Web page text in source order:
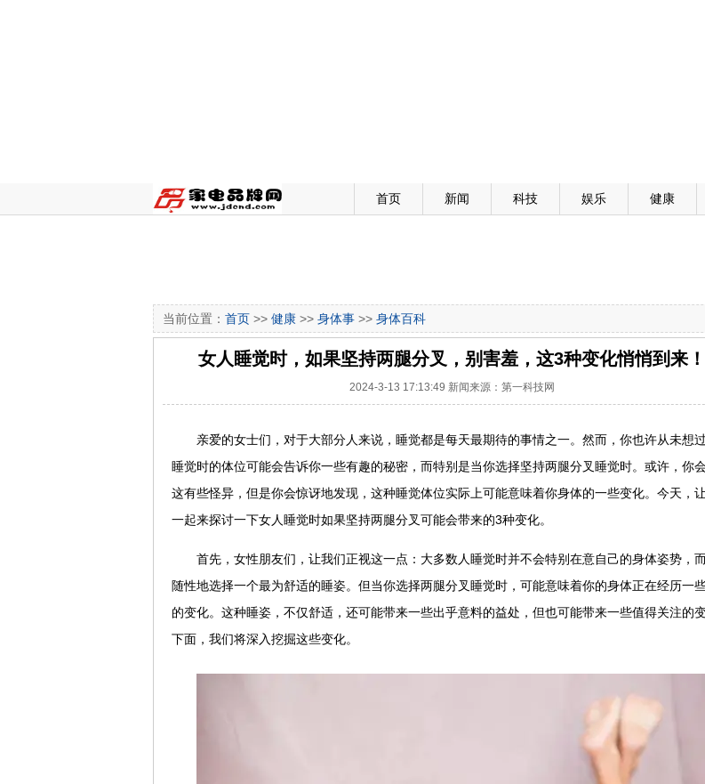
首页 新闻 科技 娱乐 健康
当前位置： 首页 >> 健康 >> 身体事 >> 身体百科
女人睡觉时，如果坚持两腿分叉，别害羞，这3种变化悄悄到来！
2024-3-13 17:13:49 新闻来源：第一科技网
亲爱的女士们，对于大部分人来说，睡觉都是每天最期待的事情之一。然而，你也许从未想
睡觉时的体位可能会告诉你一些有趣的秘密，而特别是当你选择坚持两腿分叉睡觉时。或许，你
这有些怪异，但是你会惊讶地发现，这种睡觉体位实际上可能意味着你身体的一些变化。今天，
一起来探讨一下女人睡觉时如果坚持两腿分叉可能会带来的3种变化。
首先，女性朋友们，让我们正视这一点：大多数人睡觉时并不会特别在意自己的身体姿势，
随性地选择一个最为舒适的睡姿。但当你选择两腿分叉睡觉时，可能意味着你的身体正在经历一
的变化。这种睡姿，不仅舒适，还可能带来一些出乎意料的益处，但也可能带来一些值得关注的变
下面，我们将深入挖掘这些变化。